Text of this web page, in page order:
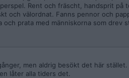
Rent och fräscht, handsprit på
och välordnat. Fanns pennor och
prata med människorna som drev
men aldrig besökt det här
låter alla tiders det.